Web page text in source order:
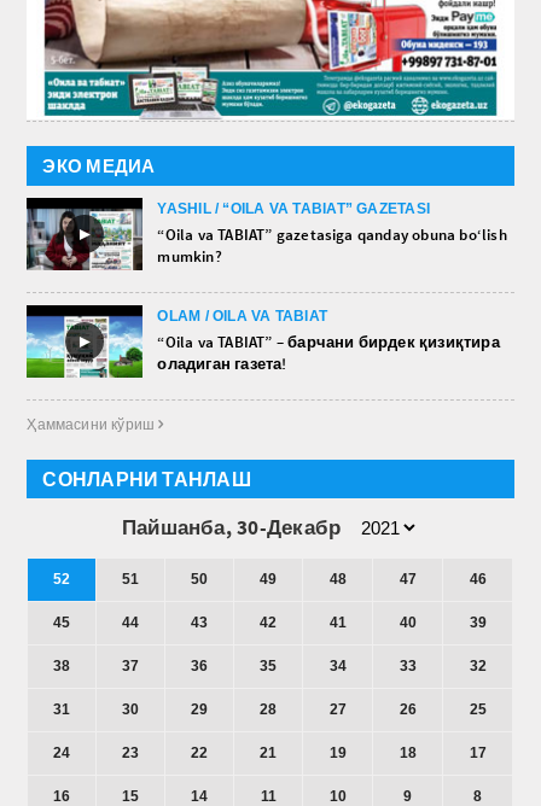
ЭКО МЕДИА
►
YASHIL / “OILA VA TABIAT” GAZETASI
“Oila va TABIAT” gazetasiga qanday obuna bo‘lish
mumkin?
►
OLAM / OILA VA TABIAT
“Oila va TABIAT” – барчани бирдек қизиқтира
оладиган газета!
Ҳаммасини кўриш 
СОНЛАРНИ ТАНЛАШ
Пайшанба, 30-Декабр
52 51 50 49 48 47 46
45 44 43 42 41 40 39
38 37 36 35 34 33 32
31 30 29 28 27 26 25
24 23 22 21 19 18 17
16 15 14 11 10 9 8